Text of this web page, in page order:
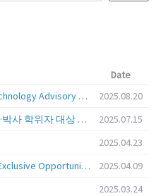
Date
Call for Applications: 2025 Korea Technology Advisory Group (K-TAG)
2025.08.20
과총-한국은행 주관 이공계 분야 석·박사 학위자 대상 서베이
2025.07.15
2025.04.23
i-Drone 2025, Deadline Extended & Exclusive Opportunity to Travel to Korea!
2025.04.09
2025.03.24